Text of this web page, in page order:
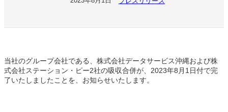
当社のグループ会社である、株式会社データサービス沖縄および株
式会社ステーション・ピー2社の吸収合併が、2023年8月1日付で完
了いたしましたことを、お知らせいたします。